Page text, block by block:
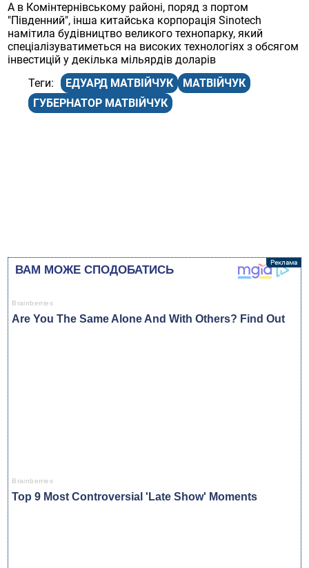
А в Комінтернівському районі, поряд з портом
"Південний", інша китайська корпорація Sinotech
намітила будівництво великого технопарку, який
спеціалізуватиметься на високих технологіях з обсягом
інвестицій у декілька мільярдів доларів
ЕДУАРД МАТВІЙЧУК
МАТВІЙЧУК
ГУБЕРНАТОР МАТВІЙЧУК